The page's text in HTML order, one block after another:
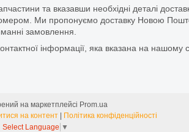
та вказавши необхідні деталі
Ми пропонуємо доставку Новою
замовлення.
інформації, яка вказана на нашому
на маркетплейсі Prom.ua
на контент
Політика конфіденційності
Select Language ▼